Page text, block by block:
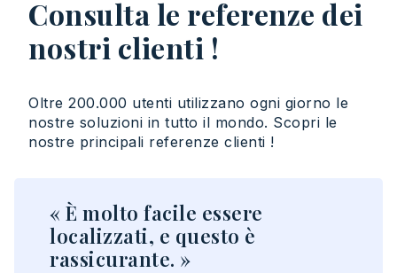
Consulta le referenze dei
nostri clienti !
Oltre 200.000 utenti utilizzano ogni giorno le
nostre soluzioni in tutto il mondo. Scopri le
nostre principali referenze clienti !
« È molto facile essere
localizzati, e questo è
rassicurante. »